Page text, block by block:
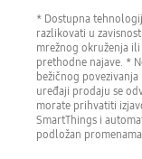
* Dostupna
razlikovati u
mrežnog okruženja
prethodne najave. *
bežičnog
uređaji prodaju se
morate prihvatiti
SmartThings i
podložan